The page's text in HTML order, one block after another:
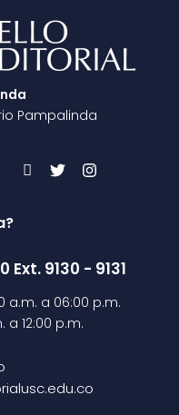
Pampalinda
Ext. 9130 - 9131
a.m. a 06:00 p.m.
a 12:00 p.m.